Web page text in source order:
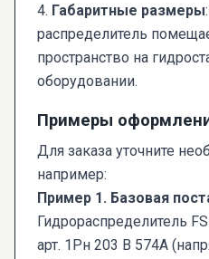
4. Габаритные размеры
распределитель
пространство на
оборудовании.
Примеры
Для заказа уточните
например:
Пример 1. Базовая
Гидрораспределитель
арт. 1Рн 203 В 574А